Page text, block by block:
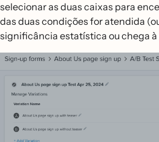
selecionar as duas caixas para
das duas condições for atendida
significância estatística ou chega